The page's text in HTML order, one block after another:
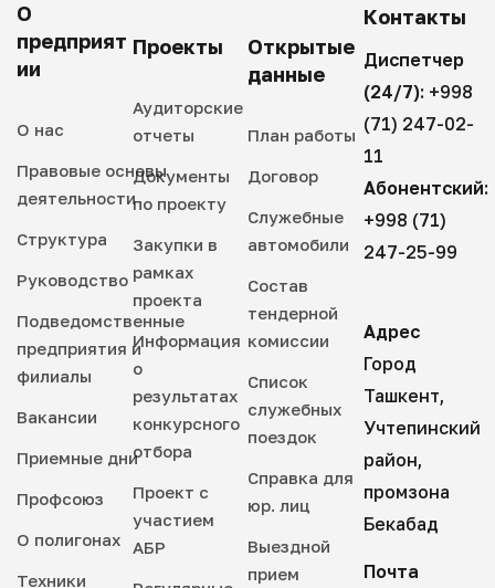
О
предприят
ии
О нас
Правовые основы
деятельности
Структура
Руководство
Подведомственные
предприятия и
филиалы
Вакансии
Приемные дни
Профсоюз
О полигонах
Техники
Проекты
Аудиторские
отчеты
Документы
по проекту
Закупки в
рамках
проекта
Информация
о
результатах
конкурсного
отбора
Проект с
участием
АБР
Открытые
данные
План работы
Договор
Служебные
автомобили
Состав
тендерной
комиссии
Список
служебных
поездок
Справка для
юр. лиц
Выездной
прием
Контакты
Диспетчер
(24/7): +998
(71) 247-02-
11
Абонентский:
+998 (71)
247-25-99
Адрес
Город
Ташкент,
Учтепинский
район,
промзона
Бекабад
Почта